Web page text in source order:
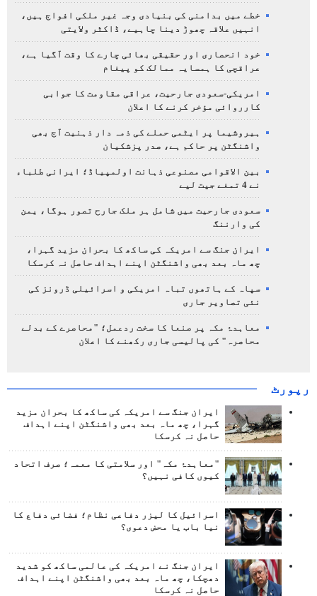
خطے میں بدامنی کی بنیادی وجہ غیر ملکی افواج ہیں،
انہیں علاقہ چھوڑ دینا چاہیے، ڈاکٹر ولایتی
خود انحصاری اور حقیقی بھائی چارے کا وقت آگیا ہے،
عراقچی کا ہمسایہ ممالک کو پیغام
امریکی-سعودی جارحیت، عراقی مقاومت کا جوابی
کارروائی مؤخر کرنے کا اعلان
ہیروشیما پر ایٹمی حملے کی ذمہ دار ذہنیت آج بھی
واشنگٹن پر حاکم ہے، صدر پزشکیان
بین الاقوامی مصنوعی ذہانت اولمپیاڈ؛ ایرانی طلباء
نے 4 تمغے جیت لیے
سعودی جارحیت میں شامل ہر ملک جارح تصور ہوگا، یمن
کی وارننگ
ایران جنگ سے امریکہ کی ساکھ کا بحران مزید گہرا،
چھ ماہ بعد بھی واشنگٹن اپنے اہداف حاصل نہ کرسکا
سپاہ کے ہاتھوں تباہ امریکی و اسرائیلی ڈرونز کی
نئی تصاویر جاری
معاہدۂ مکہ پر صنعا کا سخت ردعمل؛ "محاصرے کے بدلے
محاصرہ" کی پالیسی جاری رکھنے کا اعلان
رپورٹ
ایران جنگ سے امریکہ کی ساکھ کا بحران مزید
گہرا، چھ ماہ بعد بھی واشنگٹن اپنے اہداف
حاصل نہ کرسکا
"معاہدۂ مکہ" اور سلامتی کا معمہ؛ صرف اتحاد
کیوں کافی نہیں؟
اسرائیل کا لیزر دفاعی نظام؛ فضائی دفاع کا
نیا باب یا محض دعوی؟
ایران جنگ نے امریکہ کی عالمی ساکھ کو شدید
دھچکا، چھ ماہ بعد بھی واشنگٹن اپنے اہداف
حاصل نہ کرسکا